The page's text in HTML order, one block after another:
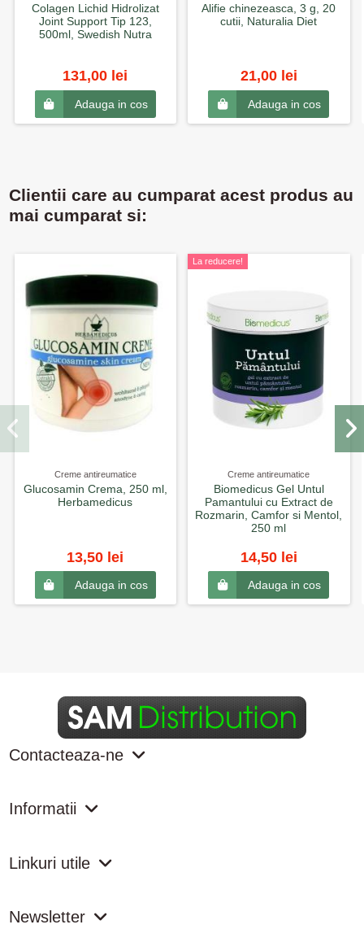
Colagen Lichid Hidrolizat
Joint Support Tip 123,
500ml, Swedish Nutra
131,00 lei
Adauga in cos
Alifie chinezeasca, 3 g, 20
cutii, Naturalia Diet
21,00 lei
Adauga in cos
Clientii care au cumparat acest produs au
mai cumparat si:
Creme antireumatice
Glucosamin Crema, 250 ml,
Herbamedicus
13,50 lei
Adauga in cos
La reducere!
Creme antireumatice
Biomedicus Gel Untul
Pamantului cu Extract de
Rozmarin, Camfor si Mentol,
250 ml
14,50 lei
Adauga in cos
Contacteaza-ne
Informatii
Linkuri utile
Newsletter